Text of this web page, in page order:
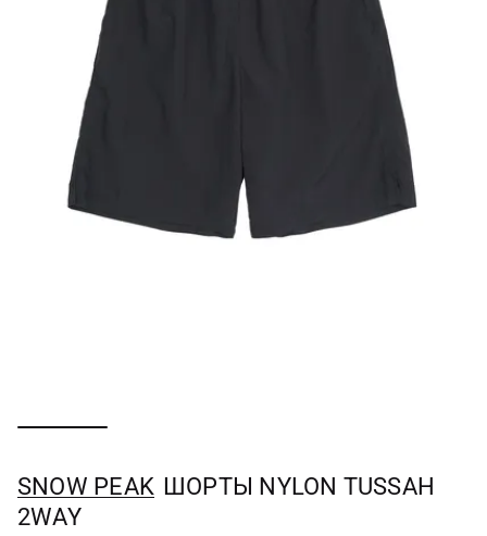
SNOW PEAK ШОРТЫ NYLON TUSSAH
2WAY